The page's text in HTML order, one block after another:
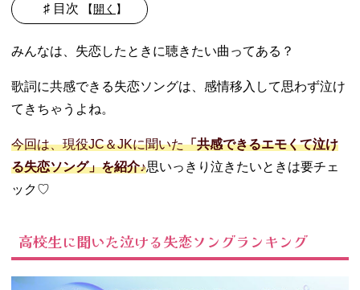
♯ 目次 【開く 】
た泣ける失恋ソ
− 1位｜私じ
ゃなかった
りりあ。
− 2位｜恋残
の優しさ／
JAY’ED
− 4位｜幸せ
みんなは、失恋したときに聴きたい曲ってある？
歌詞に共感できる失恋ソングは、感情移入して思わず泣け
てきちゃうよね。
今回は、現役JC＆JKに聞いた「共感できるエモくて泣け
る失恋ソング」を紹介♪思いっきり泣きたいときは要チェ
ック♡
高校生に聞いた泣ける失恋ソングランキング